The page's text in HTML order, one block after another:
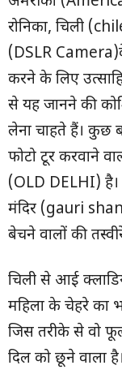
रोनिका, चिली
(DSLR
करने के लिए
से यह जानने की
लेना चाहते हैं। कुछ
फोटो टूर करवाने
(OLD DELHI)
मंदिर (gauri
बेचने वालों की
चिली से आई
महिला के चेहरे का
जिस तरीके से वो
दिल को छूने वाला